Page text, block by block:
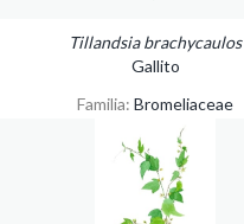
Tillandsia brachycaulos
Gallito
Familia: Bromeliaceae